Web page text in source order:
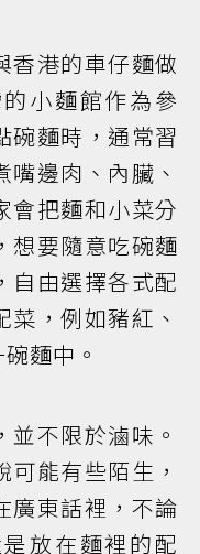
香港的車仔麵做
小麵館作為參
碗麵時，通常習
邊肉、內臟、
會把麵和小菜分
想要隨意吃碗麵
自由選擇各式配
，例如豬紅、
麵中。
不限於滷味。
能有些陌生，
廣東話裡，不論
放在麵裡的配